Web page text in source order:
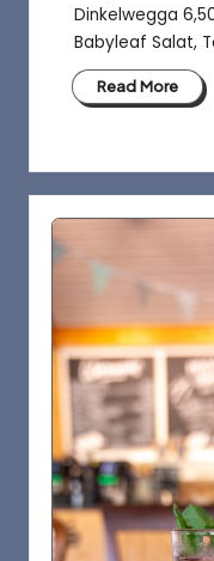
Dinkelwegga
Babyleaf Salat,
Read More